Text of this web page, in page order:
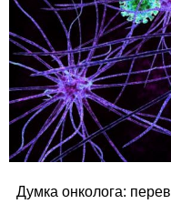
Думка онколога: